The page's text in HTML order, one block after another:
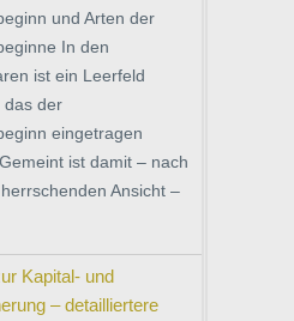
und Arten der
In den
ist ein Leerfeld
das der
eingetragen
ist damit – nach
Ansicht –
Kapital- und
– detailliertere